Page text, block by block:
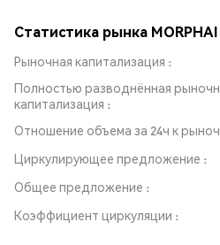
Статистика рынка MORPHAI
Рыночная капитализация
Полностью разводнённая
капитализация
Отношение объема за 24ч к
Циркулирующее предложение
Общее предложение
Коэффициент циркуляции